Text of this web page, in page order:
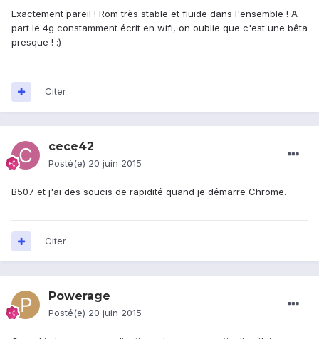
Exactement pareil ! Rom très stable et fluide dans l'ensemble ! A
part le 4g constamment écrit en wifi, on oublie que c'est une bêta
presque ! :)
Citer
cece42
Posté(e) 20 juin 2015
B507 et j'ai des soucis de rapidité quand je démarre Chrome.
Citer
Powerage
Posté(e) 20 juin 2015